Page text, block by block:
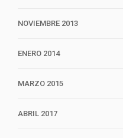
NOVIEMBRE 2013
ENERO 2014
MARZO 2015
ABRIL 2017